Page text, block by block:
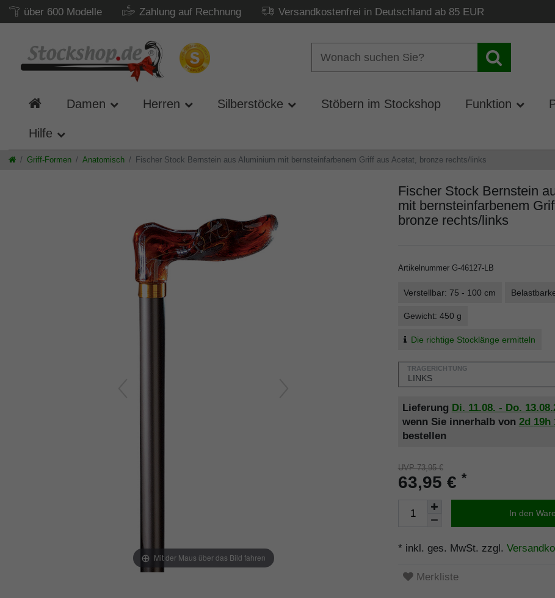
über 600 Modelle Zahlung auf Rechnung Versandkostenfrei in Deutschland ab 85 EUR
Damen Herren Silberstöcke Stöbern im Stockshop Funktion
Hilfe
Griff-Formen Anatomisch Fischer Stock Bernstein aus Aluminium mit bernsteinfarbenem Griff aus Acetat, bronze rechts/links
Mit der Maus über das Bild fahren
Fischer Stock Bernstein
mit bernsteinfarbenem
bronze rechts/links
Artikelnummer G-46127-LB
Verstellbar: 75 - 100 cm
Gewicht: 450 g
Die richtige Stocklänge ermitteln
TRAGERICHTUNG
Lieferung Di. 11.08. - Do.
wenn Sie innerhalb von 2d 19h
bestellen
UVP 73,95 €
63,95 € *
In den
* inkl. ges. MwSt. zzgl.
Merkliste